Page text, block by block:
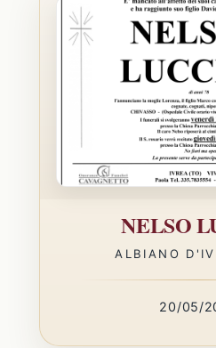
NELSO
ALBIANO
20/05/